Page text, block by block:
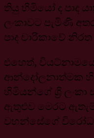
තියු හිමියෝ ද පාද
ලංකාවට පැමිණි
පාද චාරිකාවේ
එහෙත්,
ආන්දෝලනාත්මක
හිමියන්ගේ ශ්‍රී ලංකා
ඇතුළුව මෙරට
වහන්සේගේ